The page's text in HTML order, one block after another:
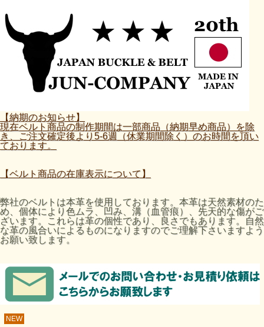
【納期のお知らせ】
現在ベルト商品の制作期間は一部商品（納期早め商品）を除
き、ご注文確定後より5-6週（休業期間除く）のお時間を頂い
ております。
【ベルト商品の在庫表示について】
弊社のベルトは本革を使用しております。本革は天然素材のた
め、個体により色ムラ、凹み、溝（血管痕）、先天的な傷がご
ざいます。これらは革の個性であり、良さでもあります。自然
な革の風合いによるものになりますのでご理解下さいますよう
お願い致します。
NEW